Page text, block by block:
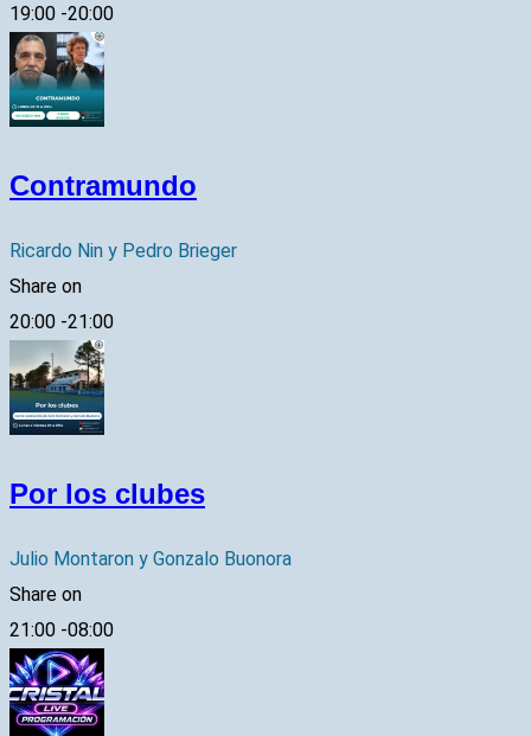
19:00 -20:00
Contramundo
Ricardo Nin y Pedro Brieger
Share on
20:00 -21:00
Por los clubes
Julio Montaron y Gonzalo Buonora
Share on
21:00 -08:00